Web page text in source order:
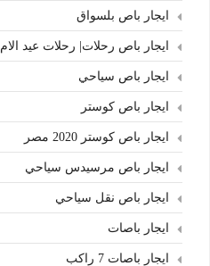
ايجار باص بلسواق
ايجار باص رحلات| رحلات عيد الام
ايجار باص سياحي
ايجار باص كوستر
ايجار باص كوستر 2020 مصر
ايجار باص مرسيدس سياحي
ايجار باص نقل سياحي
ايجار باصات
ايجار باصات 7 راكب